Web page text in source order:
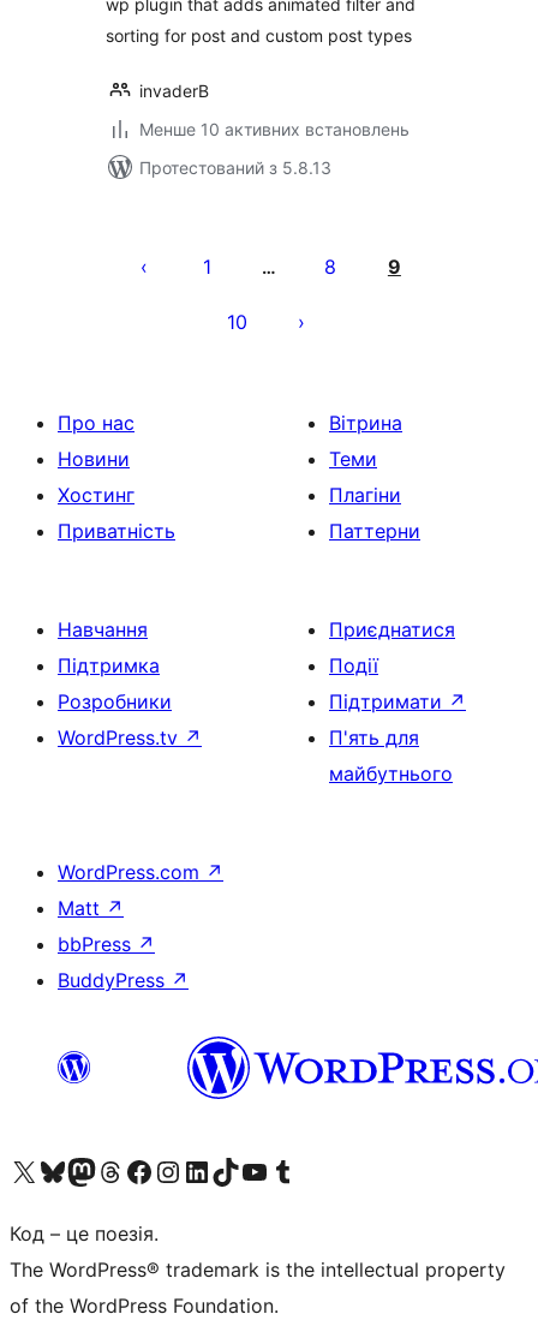
wp plugin that adds animated filter and
sorting for post and custom post types
invaderB
Менше 10 активних встановлень
Протестований з 5.8.13
записів
1 … 8 9
10
Про нас
Новини
Хостинг
Приватність
Вітрина
Теми
Плагіни
Паттерни
Навчання
Підтримка
Розробники
WordPress.tv ↗
Приєднатися
Події
Підтримати ↗
П'ять для
майбутнього
WordPress.com ↗
Matt ↗
bbPress ↗
BuddyPress ↗
Visit our X (formerly Twitter) account
Visit our Bluesky account
Завітайте до нашої стрічки в Mastodon
Visit our Threads account
Завітайте на нашу сторінку в Facebook
Visit our Instagram account
Visit our LinkedIn account
Visit our TikTok account
Visit our YouTube channel
Visit our Tumblr account
Код – це поезія.
The WordPress® trademark is the intellectual property
of the WordPress Foundation.